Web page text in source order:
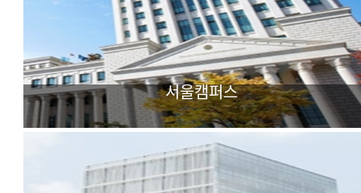
서울캠퍼스
어문·사회과학 중심
다국어 외국학대학